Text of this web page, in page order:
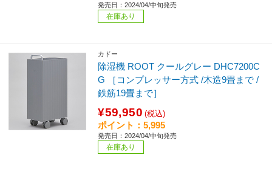
発売日：2024/04/中旬発売
在庫あり
カドー
除湿機 ROOT クールグレー DHC7200C
G ［コンプレッサー方式 /木造9畳まで /
鉄筋19畳まで］
¥59,950 (税込)
ポイント：5,995
発売日：2024/04/中旬発売
在庫あり